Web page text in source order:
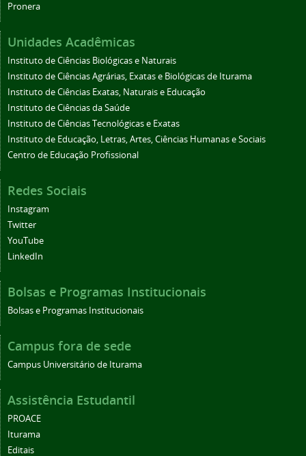
Pronera
Unidades Acadêmicas
Instituto de Ciências Biológicas e Naturais
Instituto de Ciências Agrárias, Exatas e Biológicas de Iturama
Instituto de Ciências Exatas, Naturais e Educação
Instituto de Ciências da Saúde
Instituto de Ciências Tecnológicas e Exatas
Instituto de Educação, Letras, Artes, Ciências Humanas e Sociais
Centro de Educação Profissional
Redes Sociais
Instagram
Twitter
YouTube
LinkedIn
Bolsas e Programas Institucionais
Bolsas e Programas Institucionais
Campus fora de sede
Campus Universitário de Iturama
Assistência Estudantil
PROACE
Iturama
Editais